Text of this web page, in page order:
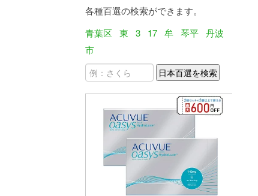
各種百選の検索ができます。
青葉区
東 3 17 牟 琴平 丹波
市